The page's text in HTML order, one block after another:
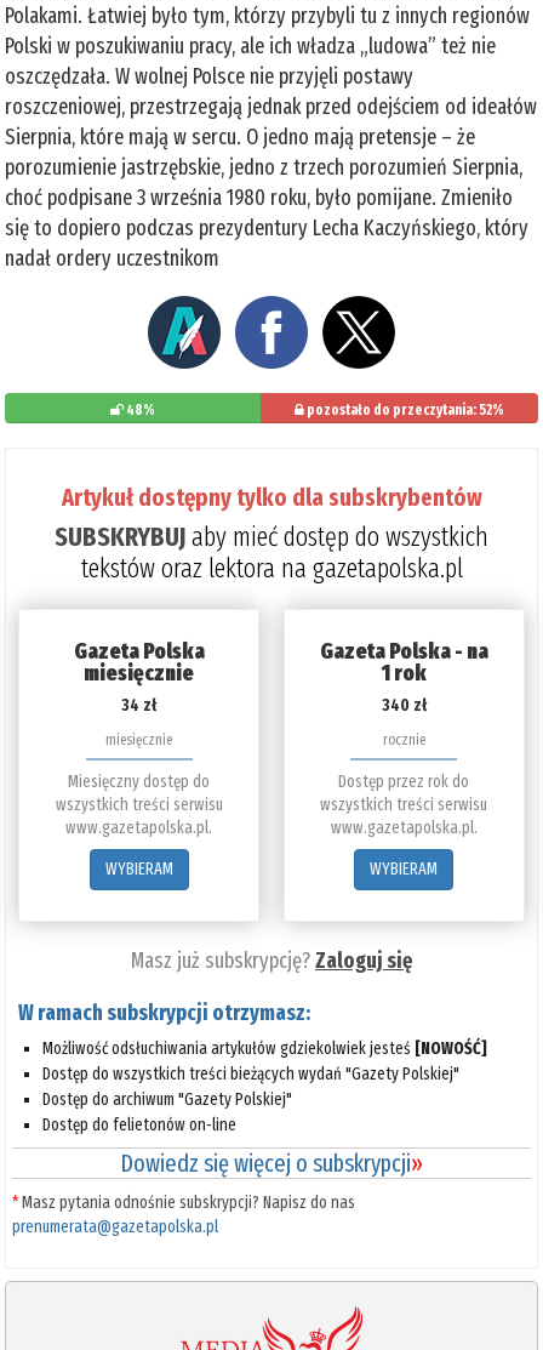
Polakami. Łatwiej było tym, którzy przybyli tu z innych regionów
Polski w poszukiwaniu pracy, ale ich władza „ludowa” też nie
oszczędzała. W wolnej Polsce nie przyjęli postawy
roszczeniowej, przestrzegają jednak przed odejściem od ideałów
Sierpnia, które mają w sercu. O jedno mają pretensje – że
porozumienie jastrzębskie, jedno z trzech porozumień Sierpnia,
choć podpisane 3 września 1980 roku, było pomijane. Zmieniło
się to dopiero podczas prezydentury Lecha Kaczyńskiego, który
nadał ordery uczestnikom
48% pozostało do przeczytania: 52%
Artykuł dostępny tylko dla subskrybentów
SUBSKRYBUJaby mieć dostęp do wszystkich
tekstów oraz lektora na gazetapolska.pl
Gazeta Polska
miesięcznie
34 zł
miesięcznie
Miesięczny dostęp do
wszystkich treści serwisu
www.gazetapolska.pl.
WYBIERAM
Gazeta Polska - na
1 rok
340 zł
rocznie
Dostęp przez rok do
wszystkich treści serwisu
www.gazetapolska.pl.
WYBIERAM
Masz już subskrypcję?Zaloguj się
W ramach subskrypcji otrzymasz:
Możliwość odsłuchiwania artykułów gdziekolwiek jesteś [NOWOŚĆ]
Dostęp do wszystkich treści bieżących wydań "Gazety Polskiej"
Dostęp do archiwum "Gazety Polskiej"
Dostęp do felietonów on-line
Dowiedz się więcej o subskrypcji»
*Masz pytania odnośnie subskrypcji? Napisz do nas
prenumerata@gazetapolska.pl